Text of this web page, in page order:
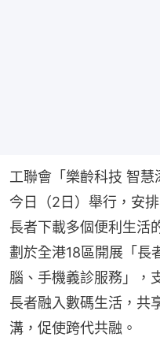
工聯會「樂齡科技 智慧
今日（2日）舉行，安
長者下載多個便利生活
劃於全港18區開展「長
腦、手機義診服務」，
長者融入數碼生活，共
溝，促使跨代共融。